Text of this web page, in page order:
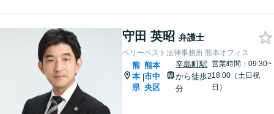
守田 英昭 弁護士
ベリーベスト法律事務所 熊本オフィス
熊
本
県
|
熊本
市中
央区
辛島町駅
から徒歩2
分
営業時間：09:30~
18:00（土日祝
日）